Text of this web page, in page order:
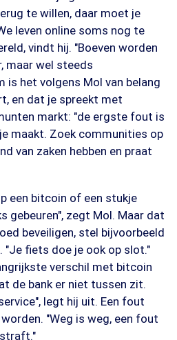
te willen, daar moet je
leven online soms nog te
vindt hij. "Boeven worden
maar wel steeds
is het volgens Mol van belang
en dat je spreekt met
markt: "de ergste fout is
maakt. Zoek communities op
van zaken hebben en praat
een bitcoin of een stukje
gebeuren", zegt Mol. Maar dat
beveiligen, stel bijvoorbeeld
fiets doe je ook op slot."
verschil met bitcoin
de bank er niet tussen zit.
legt hij uit. Een fout
"Weg is weg, een fout